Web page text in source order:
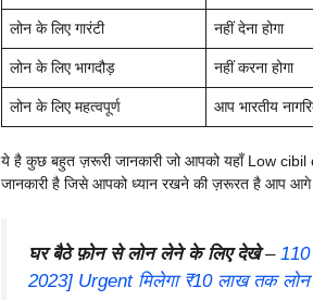
लोन के लिए गारंटी नहीं देना होगा
लोन के लिए भागदौड़ नहीं करना होगा
लोन के लिए महत्वपूर्ण आप भारतीय
ये है कुछ बहुत ज़रूरी जानकारी जो आपको यहाँ Low
जानकारी है जिसे आपको ध्यान रखने की ज़रूरत है आप
घर बैठे फ़ोन से लोन लेने के लिए देखे–
2023] Urgent मिलेगा ₹10 लाख तक